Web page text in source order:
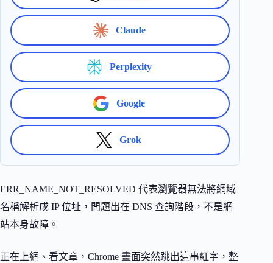
Claude
Perplexity
Google
Grok
ERR_NAME_NOT_RESOLVED 代表瀏覽器無法將網域
名稱解析成 IP 位址，問題出在 DNS 查詢階段，不是網
站本身故障。
正在上網、看文章，Chrome 畫面突然跳出這串紅字，整